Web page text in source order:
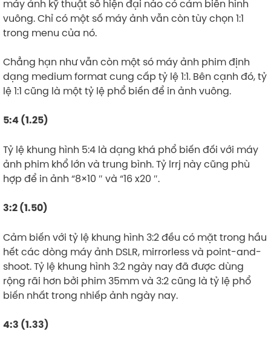
máy ảnh kỹ thuật số hiện đại nào có cảm biến hình
vuông. Chỉ có một số máy ảnh vẫn còn tùy chọn 1:1
trong menu của nó.
Chẳng hạn như vẫn còn một só máy ảnh phim định
dạng medium format cung cấp tỷ lệ 1:1. Bên cạnh đó, tỷ
lệ 1:1 cũng là một tỷ lệ phổ biến để in ảnh vuông.
5:4 (1.25)
Tỷ lệ khung hình 5:4 là dạng khá phổ biến đối với máy
ảnh phim khổ lớn và trung bình. Tỷ lrrj này cũng phù
hợp để in ảnh “8×10 ″ và “16 x20 ″.
3:2 (1.50)
Cảm biến với tỷ lệ khung hình 3:2 đều có mặt trong hầu
hết các dòng máy ảnh DSLR, mirrorless và point-and-
shoot. Tỷ lệ khung hình 3:2 ngày nay đã được dùng
rộng rãi hơn bởi phim 35mm và 3:2 cũng là tỷ lệ phổ
biến nhất trong nhiếp ảnh ngày nay.
4:3 (1.33)